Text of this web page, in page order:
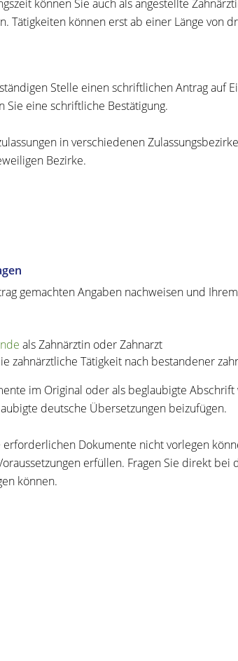
können Sie auch als angestellte
Tätigkeiten können erst ab einer Länge von
Stelle einen schriftlichen Antrag auf
Sie eine schriftliche Bestätigung.
in verschiedenen
Bezirke.
gemachten Angaben nachweisen und
als Zahnärztin oder Zahnarzt
zahnärztliche Tätigkeit nach bestandener
im Original oder als beglaubigte
deutsche Übersetzungen beizufügen.
Dokumente nicht vorlegen
erfüllen. Fragen Sie direkt
können.